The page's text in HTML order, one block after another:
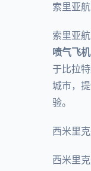
索里亚
索里亚
喷气飞机
于比拉
城市，
验。
西米里
西米里